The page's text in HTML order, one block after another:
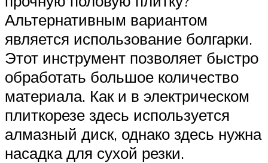
Альтернативным вариантом
является использование болгарки.
Этот инструмент позволяет быстро
обработать большое количество
материала. Как и в электрическом
плиткорезе здесь используется
алмазный диск, однако здесь нужна
насадка для сухой резки.